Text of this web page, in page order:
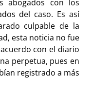
abogados con los
del caso. Es así
culpable de la
esta noticia no fue
con el diario
perpetua, pues en
registrado a más